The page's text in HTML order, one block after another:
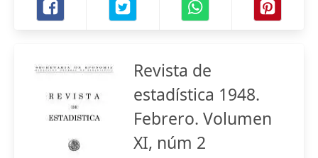
Revista de
estadística 1948.
Febrero. Volumen
XI, núm 2